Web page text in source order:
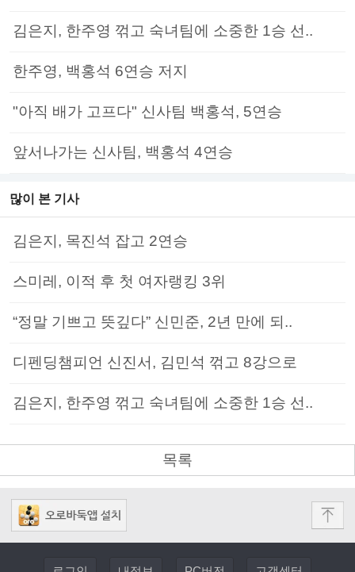
김은지, 한주영 꺾고 숙녀팀에 소중한 1승 선..
한주영, 백홍석 6연승 저지
"아직 배가 고프다" 신사팀 백홍석, 5연승
앞서나가는 신사팀, 백홍석 4연승
많이 본 기사
김은지, 목진석 잡고 2연승
스미레, 이적 후 첫 여자랭킹 3위
“정말 기쁘고 뜻깊다” 신민준, 2년 만에 되..
디펜딩챔피언 신진서, 김민석 꺾고 8강으로
김은지, 한주영 꺾고 숙녀팀에 소중한 1승 선..
목록